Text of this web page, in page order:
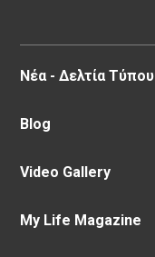
Νέα - Δελτία Τύπου
Blog
Video Gallery
My Life Magazine